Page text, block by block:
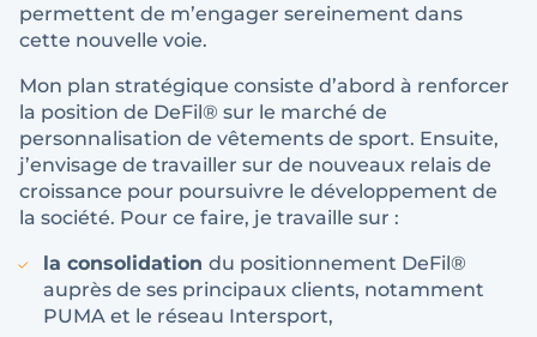
permettent de m’engager sereinement dans
cette nouvelle voie.
Mon plan stratégique consiste d’abord à renforcer
la position de DeFil® sur le marché de
personnalisation de vêtements de sport. Ensuite,
j’envisage de travailler sur de nouveaux relais de
croissance pour poursuivre le développement de
la société. Pour ce faire, je travaille sur :
la consolidation du positionnement DeFil®
auprès de ses principaux clients, notamment
PUMA et le réseau Intersport,